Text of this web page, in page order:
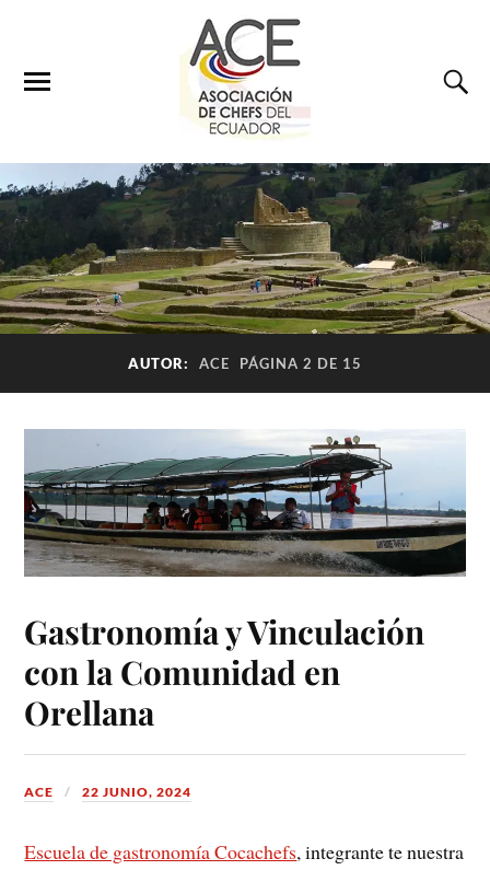
AUTOR: ACE PÁGINA 2 DE 15
Gastronomía y Vinculación
con la Comunidad en
Orellana
ACE 22 JUNIO, 2024
Escuela de gastronomía Cocachefs, integrante te nuestra